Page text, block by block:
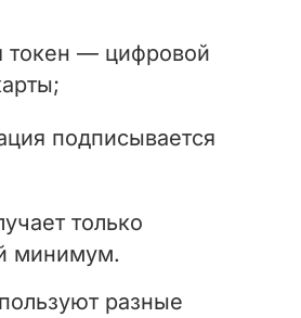
токен — цифровой
подписывается
только
минимум.
разные